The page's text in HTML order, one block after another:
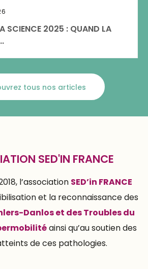
SCIENCE 2025 : QUAND LA
tous nos articles
SED'IN FRANCE
l’association SED’in FRANCE
et la reconnaissance des
Danlos et des Troubles du
ainsi qu’au soutien des
de ces pathologies.